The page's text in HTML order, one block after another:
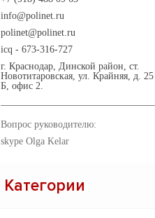
info@polinet.ru
polinet@polinet.ru
icq - 673-316-727
г. Краснодар, Динской район, ст.
Новотитаровская, ул. Крайняя, д. 25
Б, офис 2.
Вопрос руководителю:
skype Olga Kelar
Категории